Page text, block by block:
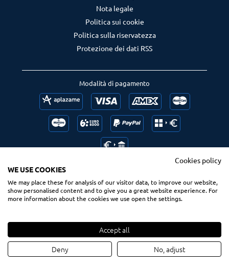
© 2020 Spsurf.com
Tutti i diritti riservati
Modalità di pagamento
Follow us Ranking us
Nota legale
Politica sui cookie
Politica sulla riservatezza
Protezione dei dati RSS
Cookies policy
WE USE COOKIES
We may place these for analysis of our visitor data, to improve our website,
show personalised content and to give you a great website experience. For
more information about the cookies we use open the settings.
Accept all
Deny
No, adjust